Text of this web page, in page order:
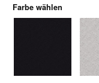
Farbe wählen
1370schwarz